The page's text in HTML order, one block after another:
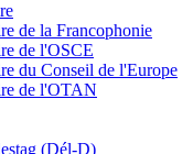
de la Francophonie
de l'OSCE
du Conseil de l'Europe
de l'OTAN
(Dél-D)